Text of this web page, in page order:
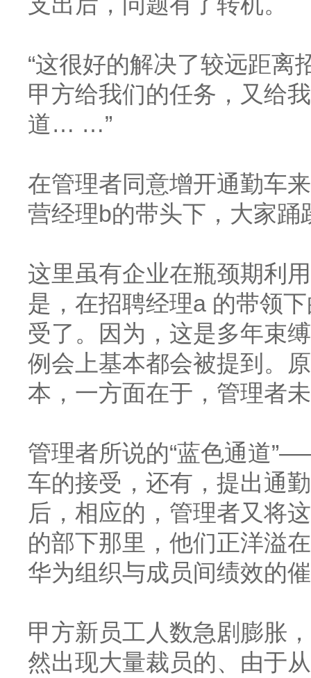
“这很好的解决了较远距离
甲方给我们的任务，又给
道… …”
在管理者同意增开通勤车
营经理b的带头下，大家
这里虽有企业在瓶颈期利
是，在招聘经理a 的带领
受了。因为，这是多年束
例会上基本都会被提到。
本，一方面在于，管理者
管理者所说的“蓝色通道
车的接受，还有，提出通
后，相应的，管理者又将
的部下那里，他们正洋溢
华为组织与成员间绩效
甲方新员工人数急剧膨胀
然出现大量裁员的、由于